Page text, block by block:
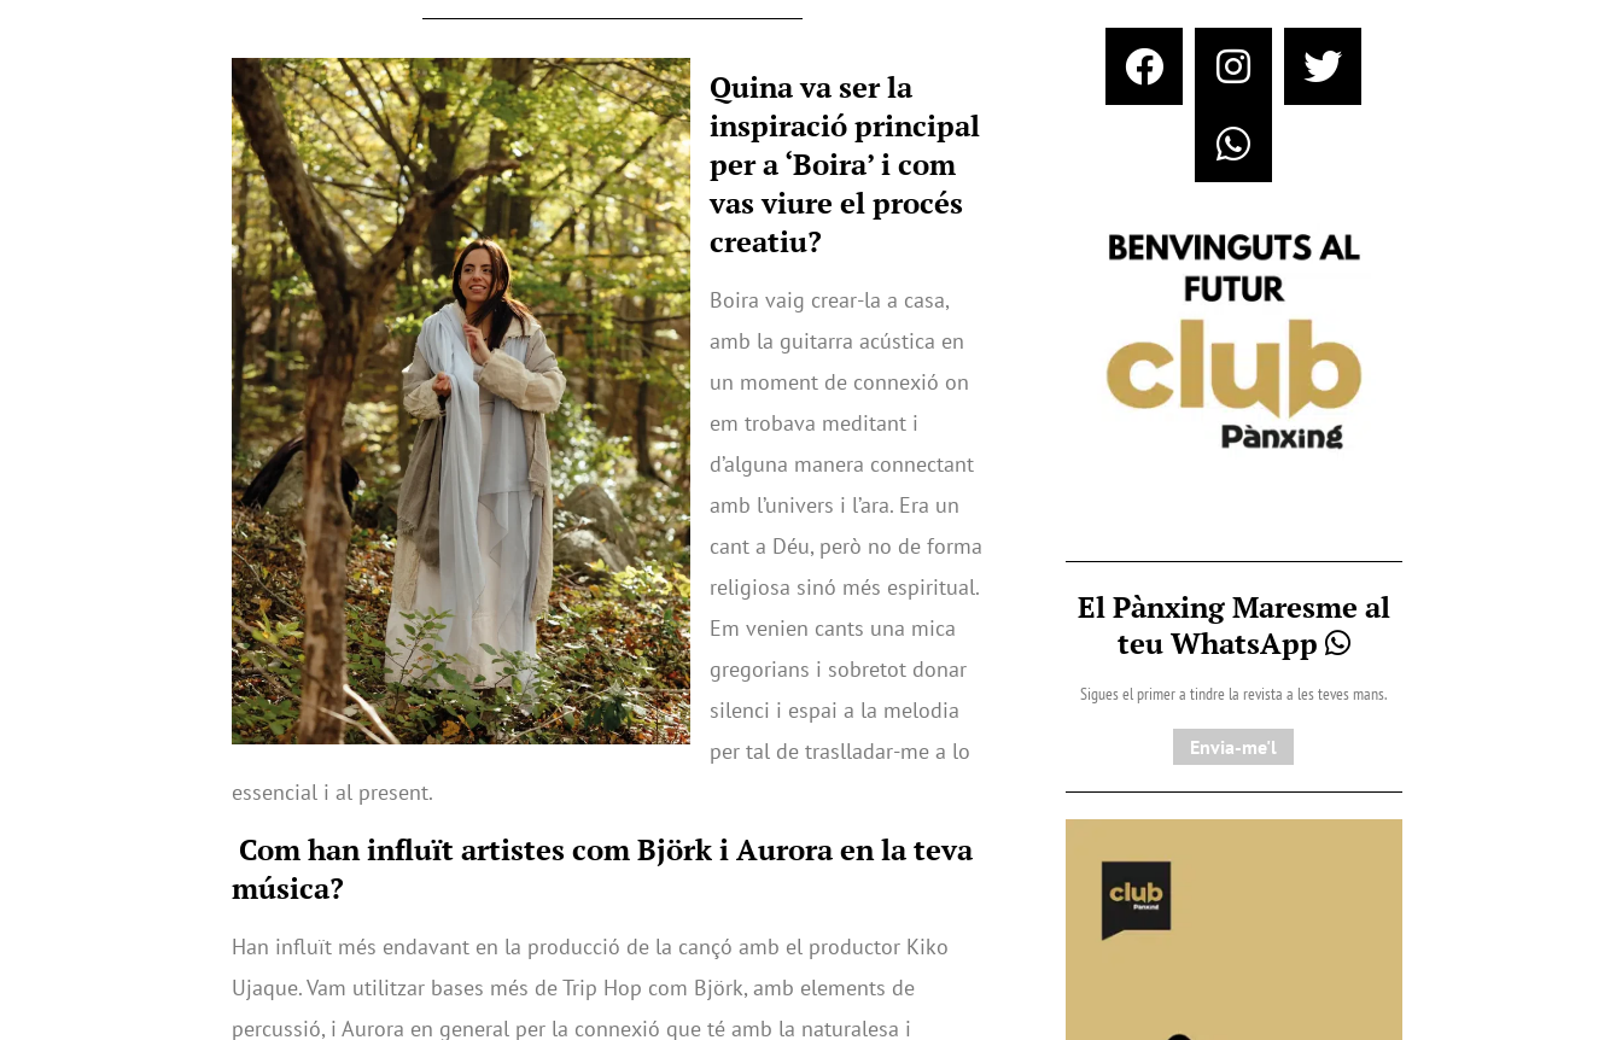
Quina va ser la
inspiració principal
per a ‘Boira’ i com
vas viure el procés
creatiu?
Boira vaig crear-la a casa,
amb la guitarra acústica en
un moment de connexió on
em trobava meditant i
d’alguna manera connectant
amb l’univers i l’ara. Era un
cant a Déu, però no de forma
religiosa sinó més espiritual.
Em venien cants una mica
gregorians i sobretot donar
silenci i espai a la melodia
per tal de traslladar-me a lo
essencial i al present.
Com han influït artistes com Björk i Aurora en la teva
música?
Han influït més endavant en la producció de la cançó amb el productor Kiko
Ujaque. Vam utilitzar bases més de Trip Hop com Björk, amb elements de
percussió, i Aurora en general per la connexió que té amb la naturalesa i
El Pànxing Maresme al
teu WhatsApp
Sigues el primer a tindre la revista a les teves mans.
Envia-me'l